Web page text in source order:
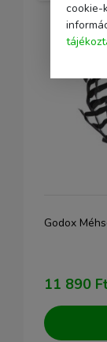
Godox
11 890
cookie-